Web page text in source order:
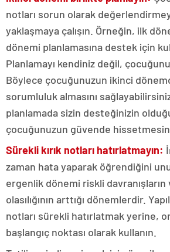
notları sorun olarak
yaklaşmaya çalışın. Örneğin, ilk
dönemi planlamasına destek için
Planlamayı kendiniz değil,
Böylece çocuğunuzun ikinci
sorumluluk almasını
planlamada sizin desteğinizin
çocuğunuzun güvende
Sürekli kırık notları hatırlatmayın:
zaman hata yaparak öğrendiğini
ergenlik dönemi riskli
olasılığının arttığı dönemlerdir.
notları sürekli hatırlatmak yerine,
başlangıç noktası olarak kullanın.